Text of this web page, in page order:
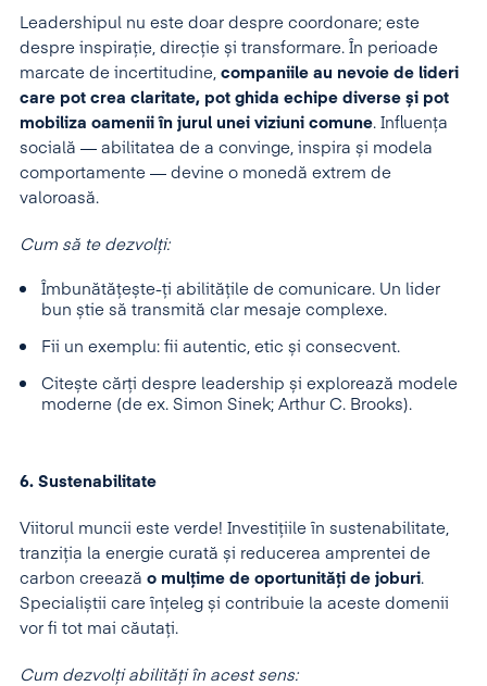
Leadershipul nu este doar despre coordonare; este
despre inspirație, direcție și transformare. În perioade
marcate de incertitudine, companiile au nevoie de lideri
care pot crea claritate, pot ghida echipe diverse și pot
mobiliza oamenii în jurul unei viziuni comune. Influența
socială — abilitatea de a convinge, inspira și modela
comportamente — devine o monedă extrem de
valoroasă.
Cum să te dezvolți:
Îmbunătățește-ți abilitățile de comunicare. Un lider
bun știe să transmită clar mesaje complexe.
Fii un exemplu: fii autentic, etic și consecvent.
Citește cărți despre leadership și explorează modele
moderne (de ex. Simon Sinek; Arthur C. Brooks).
6. Sustenabilitate
Viitorul muncii este verde! Investițiile în sustenabilitate,
tranziția la energie curată și reducerea amprentei de
carbon creează o mulțime de oportunități de joburi.
Specialiștii care înțeleg și contribuie la aceste domenii
vor fi tot mai căutați.
Cum dezvolți abilități în acest sens: